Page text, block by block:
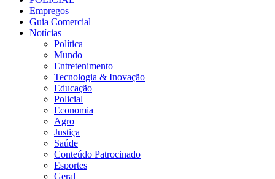
Empregos
Guia Comercial
Notícias
Política
Mundo
Entretenimento
Tecnologia & Inovação
Educação
Policial
Economia
Agro
Justiça
Saúde
Conteúdo Patrocinado
Esportes
Geral